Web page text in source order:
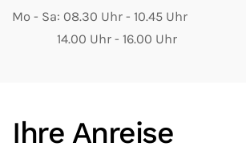
Mo - Sa: 08.30 Uhr - 10.45 Uhr
14.00 Uhr - 16.00 Uhr
Ihre Anreise